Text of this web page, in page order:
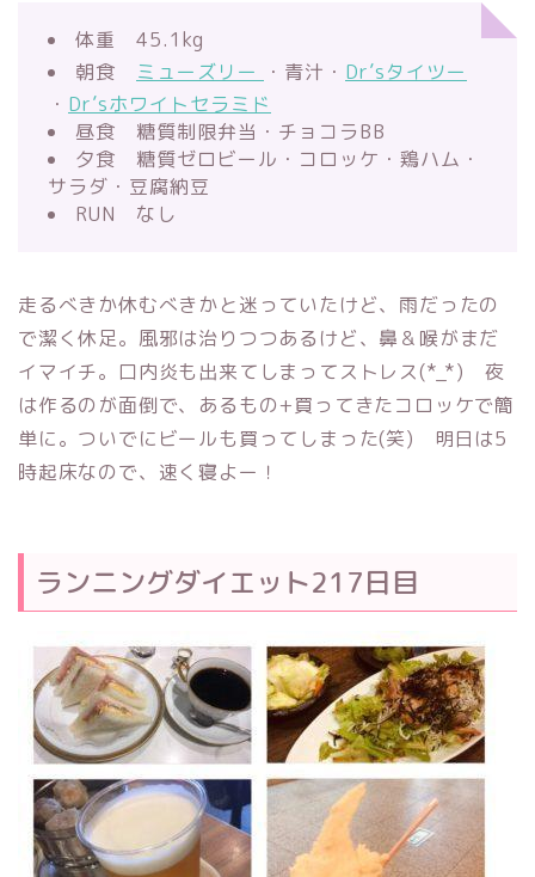
体重 45.1kg
朝食 ミューズリー ・青汁・ Dr’sタイツー
・ Dr’sホワイトセラミド
昼食 糖質制限弁当・チョコラBB
夕食 糖質ゼロビール・コロッケ・鶏ハム・
サラダ・豆腐納豆
RUN なし
走るべきか休むべきかと迷っていたけど、雨だったの
で潔く休足。風邪は治りつつあるけど、鼻＆喉がまだ
イマイチ。口内炎も出来てしまってストレス(*_*) 夜
は作るのが面倒で、あるもの+買ってきたコロッケで簡
単に。ついでにビールも買ってしまった(笑) 明日は5
時起床なので、速く寝よー！
ランニングダイエット217日目